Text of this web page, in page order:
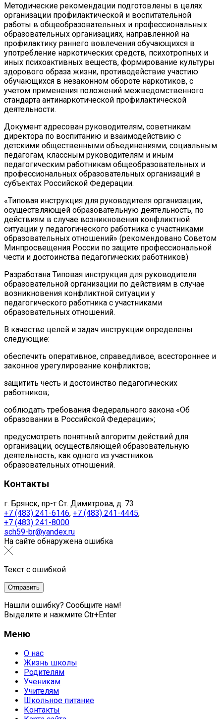
Методические рекомендации подготовлены в целях
организации профилактической и воспитательной
работы в общеобразовательных и профессиональных
образовательных организациях, направленной на
профилактику раннего вовлечения обучающихся в
употребление наркотических средств, психотропных и
иных психоактивных веществ, формирование культуры
здорового образа жизни, противодействие участию
обучающихся в незаконном обороте наркотиков, с
учетом применения положений межведомственного
стандарта антинаркотической профилактической
деятельности.
Документ адресован руководителям, советникам
директора по воспитанию и взаимодействию с
детскими общественными объединениями, социальным
педагогам, классным руководителям и иным
педагогическим работникам общеобразовательных и
профессиональных образовательных организаций в
субъектах Российской Федерации.
«Типовая инструкция для руководителя организации,
осуществляющей образовательную деятельность, по
действиям в случае возникновения конфликтной
ситуации у педагогического работника с участниками
образовательных отношений» (рекомендовано Советом
Минпросвещения России по защите профессиональной
чести и достоинства педагогических работников)
Разработана Типовая инструкция для руководителя
образовательной организации по действиям в случае
возникновения конфликтной ситуации у
педагогического работника с участниками
образовательных отношений.
В качестве целей и задач инструкции определены
следующие:
обеспечить оперативное, справедливое, всестороннее и
законное урегулирование конфликтов;
защитить честь и достоинство педагогических
работников;
соблюдать требования Федерального закона «Об
образовании в Российской Федерации»;
предусмотреть понятный алгоритм действий для
организации, осуществляющей образовательную
деятельность, как одного из участников
образовательных отношений.
Контакты
г. Брянск, пр-т Ст. Димитрова, д. 73
+7 (483) 241-6146, +7 (483) 241-4445,
+7 (483) 241-8000
sch59-br@yandex.ru
На сайте обнаружена ошибка
Текст с ошибкой
Нашли ошибку? Сообщите нам!
Выделите и нажмите Ctr+Enter
Меню
О нас
Жизнь школы
Родителям
Ученикам
Учителям
Школьное питание
Контакты